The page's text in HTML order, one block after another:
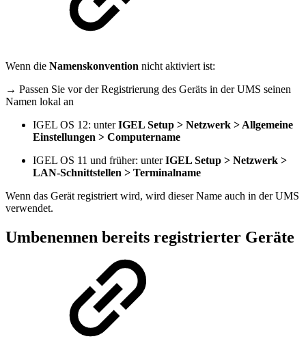
Wenn die Namenskonvention nicht aktiviert ist:
→ Passen Sie vor der Registrierung des Geräts in der UMS seinen
Namen lokal an
IGEL OS 12: unterIGEL Setup > Netzwerk > Allgemeine
Einstellungen > Computername
IGEL OS 11 und früher: unterIGEL Setup > Netzwerk >
LAN-Schnittstellen > Terminalname
Wenn das Gerät registriert wird, wird dieser Name auch in der UMS
verwendet.
Umbenennen bereits registrierter Geräte